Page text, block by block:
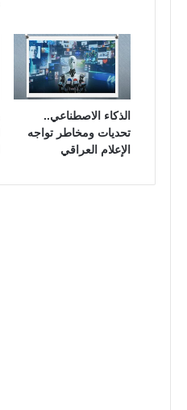
الذكاء الاصطناعي..
تحديات ومخاطر تواجه
الإعلام العراقي